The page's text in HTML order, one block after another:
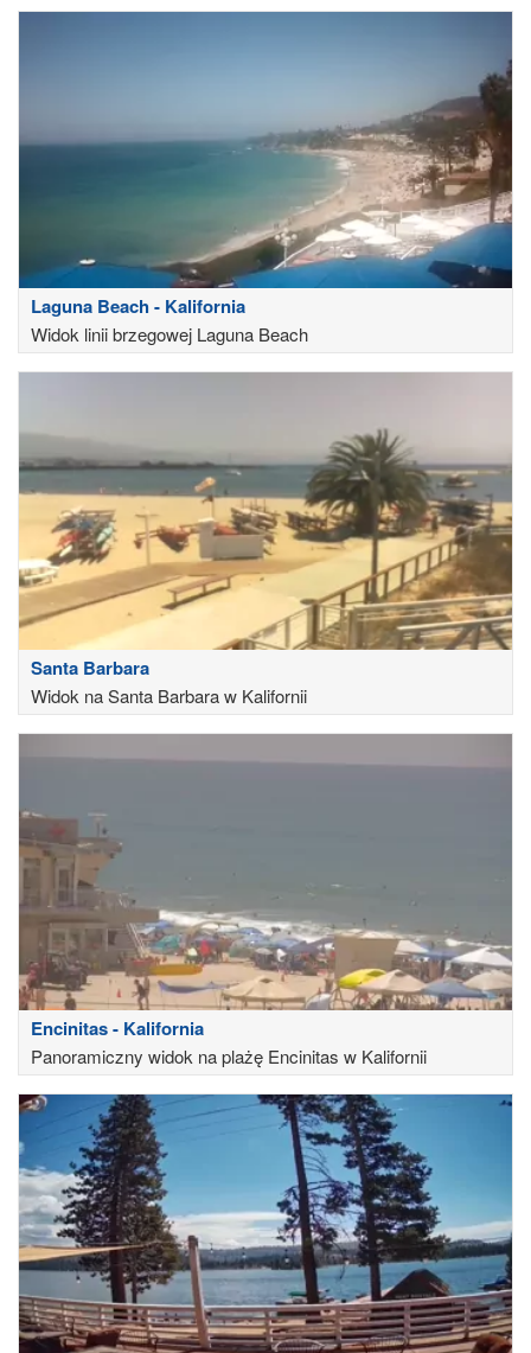
Laguna Beach - Kalifornia
Widok linii brzegowej Laguna Beach
Santa Barbara
Widok na Santa Barbara w Kalifornii
Encinitas - Kalifornia
Panoramiczny widok na plażę Encinitas w Kalifornii